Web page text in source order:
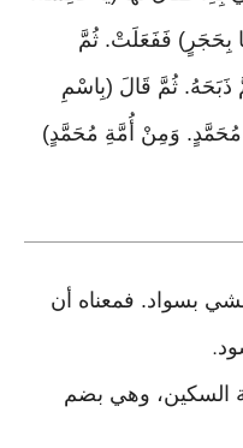
بِحَجَرٍ) فَفَعَلَتْ. ثُمَّ
ذَبَحَهُ. ثُمَّ قَالَ (بِاسْمِ
مُحَمَّدٍ. وَمِنْ أُمَّةِ مُحَمَّدٍ)
بسواد. فمعناه أن
.
السكين، وهي بضم